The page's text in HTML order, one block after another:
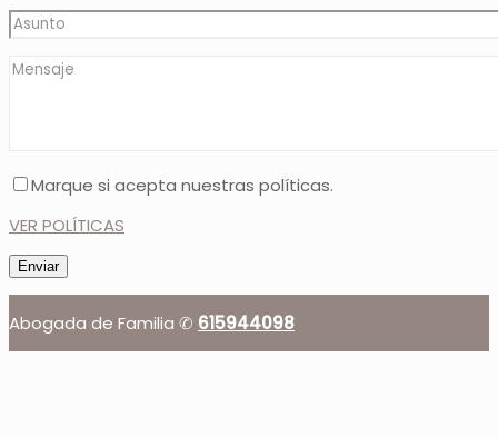
Marque si acepta nuestras políticas.
VER POLÍTICAS
Abogada de Familia ✆ 615944098